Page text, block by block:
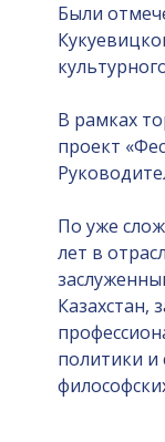
Были
В рамках
проект
По уже
лет в
Казахстан,
политики